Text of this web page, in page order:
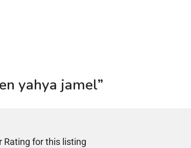
yahya jamel”
Rating for this listing